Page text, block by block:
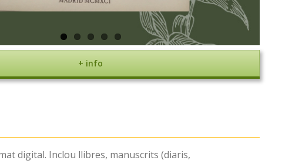
+ info
digital. Inclou llibres, manuscrits (diaris,